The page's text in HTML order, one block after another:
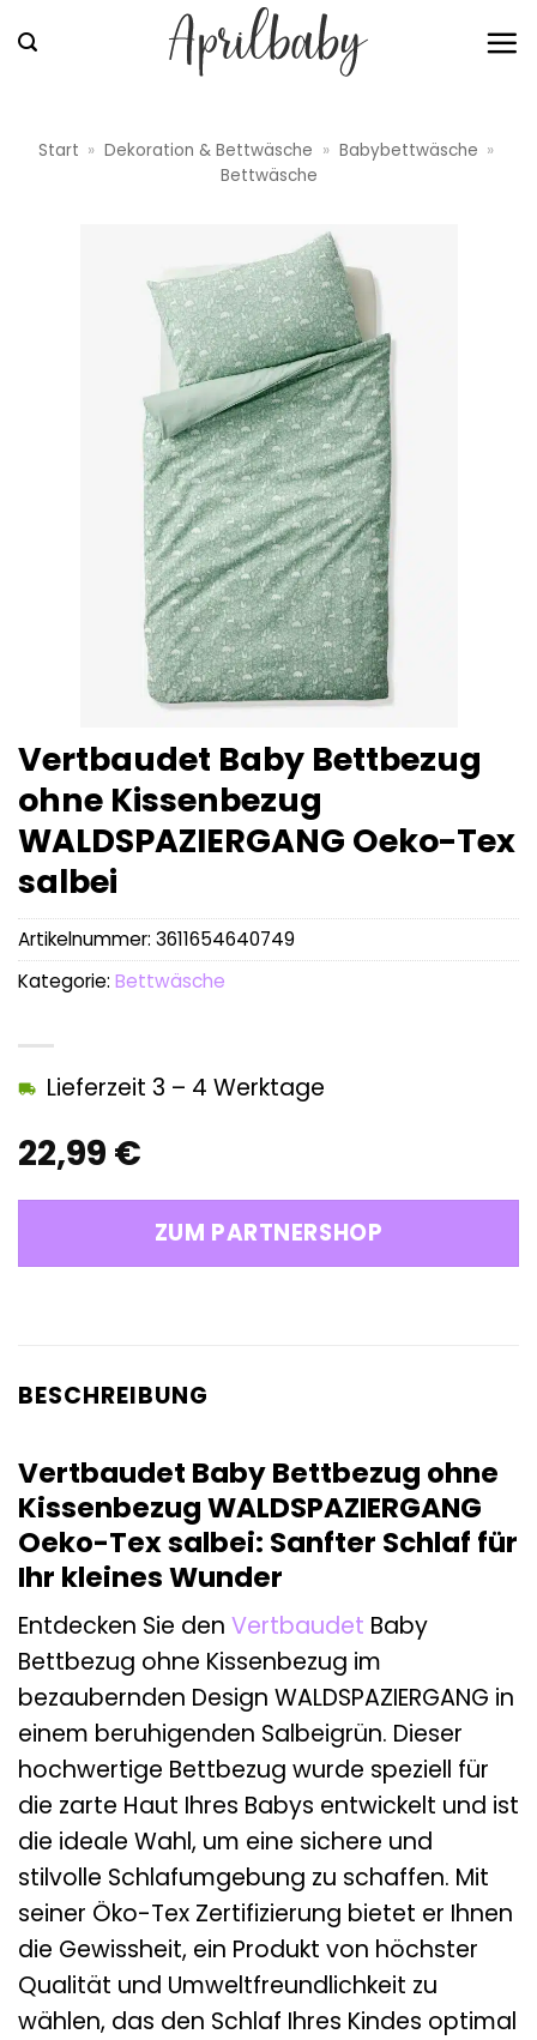
Inhalt
Start » Dekoration & Bettwäsche » Babybettwäsche »
Bettwäsche
Vertbaudet Baby Bettbezug
ohne Kissenbezug
WALDSPAZIERGANG Oeko-Tex
salbei
22,99 €
Lieferzeit 3 – 4 Werktage
ZUM PARTNERSHOP
Artikelnummer: 3611654640749
Kategorie: Bettwäsche
BESCHREIBUNG
Vertbaudet Baby Bettbezug ohne
Kissenbezug WALDSPAZIERGANG
Oeko-Tex salbei: Sanfter Schlaf für
Ihr kleines Wunder
Entdecken Sie den Vertbaudet Baby
Bettbezug ohne Kissenbezug im
bezaubernden Design WALDSPAZIERGANG in
einem beruhigenden Salbeigrün. Dieser
hochwertige Bettbezug wurde speziell für
die zarte Haut Ihres Babys entwickelt und ist
die ideale Wahl, um eine sichere und
stilvolle Schlafumgebung zu schaffen. Mit
seiner Öko-Tex Zertifizierung bietet er Ihnen
die Gewissheit, ein Produkt von höchster
Qualität und Umweltfreundlichkeit zu
wählen, das den Schlaf Ihres Kindes optimal